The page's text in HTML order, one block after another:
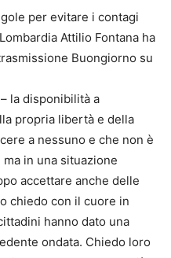
per evitare i contagi
Attilio Fontana ha
Buongiorno su
la disponibilità a
propria libertà e della
a nessuno e che non è
in una situazione
accettare anche delle
chiedo con il cuore in
hanno dato una
ondata. Chiedo loro